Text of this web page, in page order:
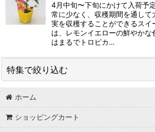
4月中旬〜下旬にかけて入荷予
常に少なく、収穫期間を通して
実を収穫することができるスイ
は、レモンイエローの鮮やかな
はまるでトロピカ…
特集で絞り込む
鉢（国産）
鉢（輸入品）
ホーム
ショッピングカート